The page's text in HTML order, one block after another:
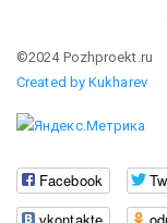
©2024 Pozhproekt.ru
Created by Kukharev
Facebook